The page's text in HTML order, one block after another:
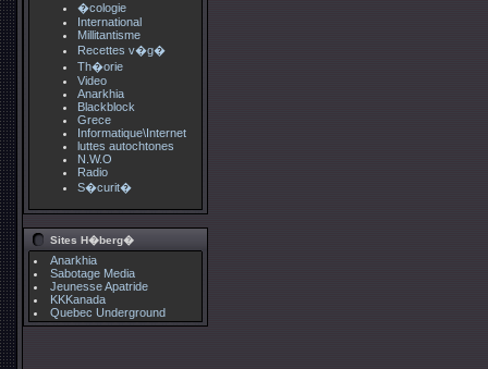
�cologie
International
Millitantisme
Recettes v�g�
Th�orie
Video
Anarkhia
Blackblock
Grece
Informatique\Internet
luttes autochtones
N.W.O
Radio
S�curit�
Sites H�berg�
Anarkhia
Sabotage Media
Jeunesse Apatride
KKKanada
Quebec Underground